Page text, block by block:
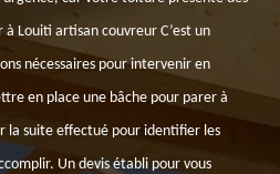
Louiti artisan couvreur C’est un
nécessaires pour intervenir en
en place une bâche pour parer à
la suite effectué pour identifier les
Un devis établi pour vous